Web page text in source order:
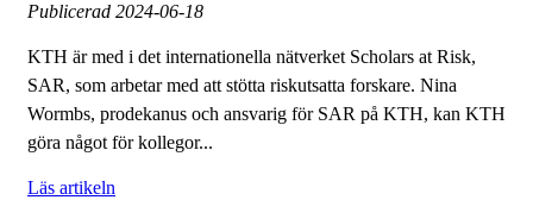
Publicerad 2024-06-18
KTH är med i det internationella nätverket Scholars at Risk,
SAR, som arbetar med att stötta riskutsatta forskare. Nina
Wormbs, prodekanus och ansvarig för SAR på KTH, kan KTH
göra något för kollegor...
Läs artikeln